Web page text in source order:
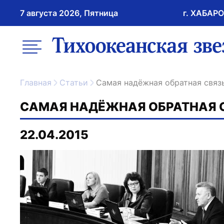
7 августа 2026, Пятница г.
меню ссылка на
Главная Статьи Самая надёжная обратная
САМАЯ НАДЁЖНАЯ ОБРАТНАЯ
22.04.2015